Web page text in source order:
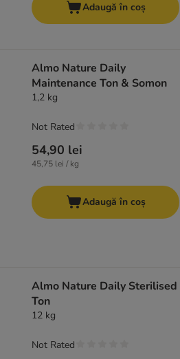
Adaugă în coș
Almo Nature Daily
Maintenance Ton & Somon
1,2 kg
54,90 lei
45,75 lei / kg
Not Rated
Adaugă în coș
Almo Nature Daily Sterilised
Ton
12 kg
Not Rated